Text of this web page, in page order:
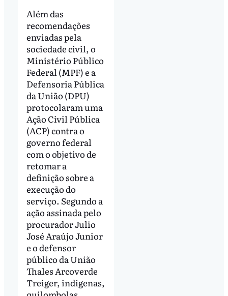
Além das
recomendações
enviadas pela
sociedade civil, o
Ministério Público
Federal (MPF) e a
Defensoria Pública
da União (DPU)
protocolaram uma
Ação Civil Pública
(ACP) contra o
governo federal
com o objetivo de
retomar a
definição sobre a
execução do
serviço. Segundo a
ação assinada pelo
procurador Julio
José Araújo Junior
e o defensor
público da União
Thales Arcoverde
Treiger, indígenas,